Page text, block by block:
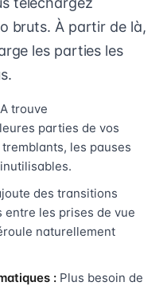
bruts. À partir de là,
les parties les
trouve
parties de vos
les pauses
des transitions
les prises de vue
naturellement
: Plus besoin de